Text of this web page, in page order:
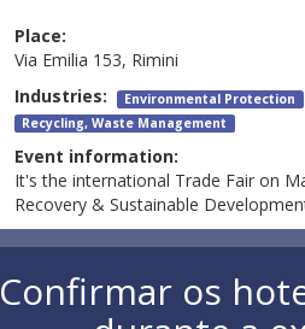
Place:
Via Emilia 153, Rimini
Industries: Environmental Protection
Recycling, Waste Management
Event information:
It's the international Trade Fair on
Recovery & Sustainable
os